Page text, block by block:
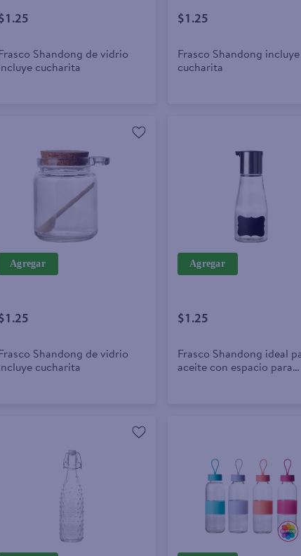
Shandong de vidrio
cucharita
$1.25
Frasco Shandong incluye
cucharita
Agregar
Shandong de vidrio
cucharita
Agregar
$1.25
Frasco Shandong ideal
aceite con espacio para